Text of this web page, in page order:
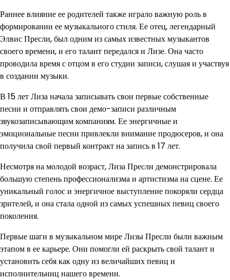
Раннее влияние ее родителей также играло важную роль в
формировании ее музыкального стиля. Ее отец, легендарный
Элвис Пресли, был одним из самых известных музыкантов
своего времени, и его талант передался и Лизе. Она часто
проводила время с отцом в его студии записи, слушая и участвуя
в создании музыки.
В 15 лет Лиза начала записывать свои первые собственные
песни и отправлять свои демо-записи различным
звукозаписывающим компаниям. Ее энергичные и
эмоциональные песни привлекли внимание продюсеров, и она
получила свой первый контракт на запись в 17 лет.
Несмотря на молодой возраст, Лиза Пресли демонстрировала
большую степень профессионализма и артистизма на сцене. Ее
уникальный голос и энергичное выступление покоряли сердца
зрителей, и она стала одной из самых успешных певиц своего
поколения.
Первые шаги в музыкальном мире Лизы Пресли были важным
этапом в ее карьере. Они помогли ей раскрыть свой талант и
установить себя как одну из величайших певиц и
исполнительниц нашего времени.